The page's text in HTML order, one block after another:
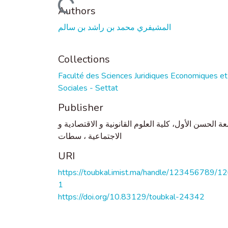
Loading...
Authors
المشيفري محمد بن راشد بن سالم
Collections
Faculté des Sciences Juridiques Economiques et
Sociales - Settat
Publisher
الحسن الأول، كلية العلوم القانونية و الاقتصادية و
الاجتماعية ، سطات
URI
https://toubkal.imist.ma/handle/123456789/
1
https://doi.org/10.83129/toubkal-24342